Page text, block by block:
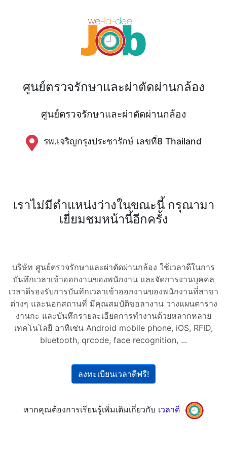
ศูนย์ตรวจรักษาและผ่าตัดผ่านกล้อง
ศูนย์ตรวจรักษาและผ่าตัดผ่านกล้อง
รพ.เจริญกรุงประชารักษ์ เลขที่8 Thailand
เราไม่มีตำแหน่งว่างในขณะนี้ กรุณามา
เยี่ยมชมหน้านี้อีกครั้ง
บริษัท ศูนย์ตรวจรักษาและผ่าตัดผ่านกล้อง ใช้เวลาดีในการ
บันทึกเวลาเข้าออกงานของพนักงาน และจัดการงานบุคคล
เวลาดีรองรับการบันทึกเวลาเข้าออกงานของพนักงานที่สาขา
ต่างๆ และนอกสถานที่ มีคุณสมบัติขอลางาน วางแผนตาราง
งานกะ และบันทึกรายละเอียดการทำงานด้วยหลากหลาย
เทคโนโลยี อาทิเช่น Android mobile phone, iOS, RFID,
bluetooth, qrcode, face recognition, ...
ลงทะเบียนเวลาดีฟรี!
หากคุณต้องการเรียนรู้เพิ่มเติมเกี่ยวกับ เวลาดี